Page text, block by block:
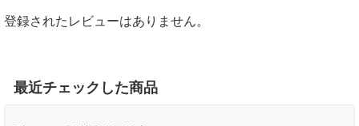
登録されたレビューはありません。
最近チェックした商品